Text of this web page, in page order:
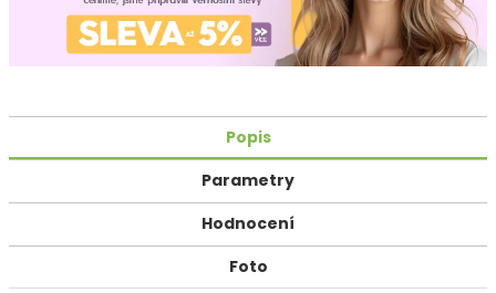
Popis
Parametry
Hodnocení
Foto